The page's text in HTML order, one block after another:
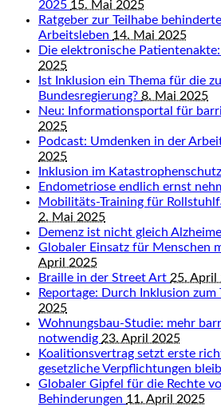
2025 15. Mai 2025
Ratgeber zur Teilhabe
Arbeitsleben 14. Mai 2025
Die elektronische Patientenakte:
2025
Ist Inklusion ein Thema für die
Bundesregierung? 8. Mai 2025
Neu: Informationsportal für
2025
Podcast: Umdenken in der
2025
Inklusion im
Endometriose endlich ernst
Mobilitäts-Training für
2. Mai 2025
Demenz ist nicht gleich
Globaler Einsatz für Menschen
April 2025
Braille in der Street Art 25. April
Reportage: Durch Inklusion zum
2025
Wohnungsbau-Studie: mehr
notwendig 23. April 2025
Koalitionsvertrag setzt erste
gesetzliche Verpflichtungen
Globaler Gipfel für die Rechte
Behinderungen 11. April 2025